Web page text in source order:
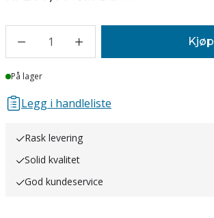
1 Kjøp
Lager
På lager
Legg i handleliste
Rask levering
Solid kvalitet
God kundeservice